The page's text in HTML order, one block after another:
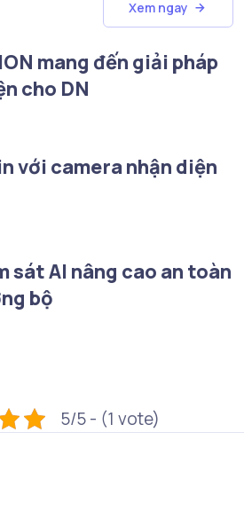
Xem ngay
mang đến giải pháp
cho DN
với camera nhận diện
sát AI nâng cao an toàn
bộ
5/5 - (1 vote)